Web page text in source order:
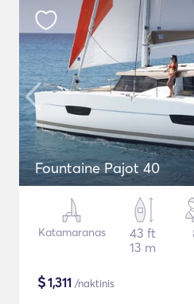
Fountaine Pajot 40
Katamaranas
43 ft
13 m
$1,311 /naktinis